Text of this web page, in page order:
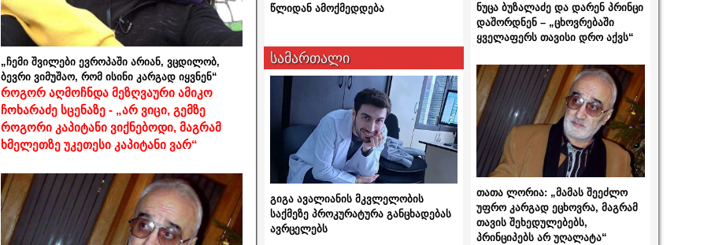
„ჩემი შვილები ევროპაში არიან, ვცდილობ,
ბევრი ვიმუშაო, რომ ისინი კარგად იყვნენ“
როგორ აღმოჩნდა მეზღვაური ამიკო
ჩოხარაძე სცენაზე - „არ ვიცი, გემზე
როგორი კაპიტანი ვიქნებოდი, მაგრამ
ხმელეთზე უკეთესი კაპიტანი ვარ“
წლიდან ამოქმედდება
სამართალი
გიგა ავალიანის მკვლელობის
საქმეზე პროკურატურა განცხადებას
ავრცელებს
ნუცა ბუზალაძე და დარენ პრინცი
დაშორდნენ – „ცხოვრებაში
ყველაფერს თავისი დრო აქვს“
თათა ლორია: „მამას შეეძლო
უფრო კარგად ეცხოვრა, მაგრამ
თავის შეხედულებებს,
პრინციპებს არ უღალატა“